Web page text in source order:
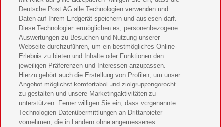
Bild der Frau Geschenkabo verschenken
11 Freunde Geschenkabo verschenken
LEGO Ninjago Magazin Geschenkabo verschenken
Brigitte Geschenkabo verschenken
GEOlino Geschenkabo verschenken
Stern Crime Geschenkabo verschenken
Deutsche Post AG alle Technologien verwenden und
Daten auf Ihrem Endgerät speichern und auslesen darf.
Diese Technologien ermöglichen es, personenbezogene
Auswertungen zu Besuchen und Nutzung unserer
Webseite durchzuführen, um ein bestmögliches Online-
Erlebnis zu bieten und Inhalte oder Funktionen den
jeweiligen Präferenzen und Interessen anzupassen.
Hierzu gehört auch die Erstellung von Profilen, um unser
Angebot möglichst komfortabel und zielgruppengerecht
zu gestalten und unsere Marketingaktivitäten zu
unterstützen. Ferner willigen Sie ein, dass vorgenannte
Technologien Datenübermittlungen an Drittanbieter
vornehmen, die in Ländern ohne angemessenes